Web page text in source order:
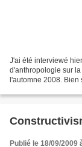
J'ai été interviewé
d'anthropologie sur
l'automne 2008. Bien
Publié le 18/09/2009